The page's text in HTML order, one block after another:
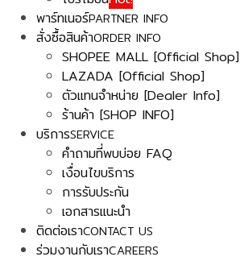
พาร์ทเนอร์PARTNER INFO
สั่งซื้อสินค้าORDER INFO
SHOPEE MALL [Official Shop]
LAZADA [Official Shop]
ตัวแทนจำหน่าย [Dealer Info]
ร้านค้า [SHOP INFO]
บริการSERVICE
คำถามที่พบบ่อย FAQ
เงื่อนไขบริการ
การรับประกัน
เอกสารแนะนำ
ติดต่อเราCONTACT US
ร่วมงานกับเราCAREERS